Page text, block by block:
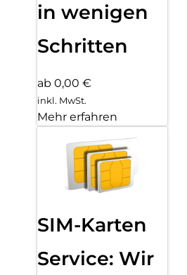
in wenigen
Schritten
ab 0,00 €
inkl. MwSt.
Mehr erfahren
SIM-Karten
Service: Wir